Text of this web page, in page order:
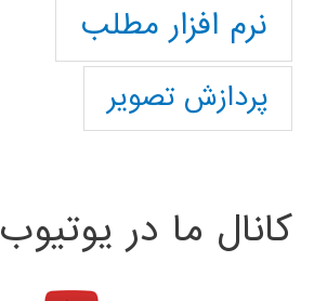
نرم افزار مطلب
پردازش تصویر
کانال ما در یوتیوب